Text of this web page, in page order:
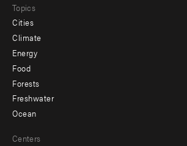
Topics
Cities
Climate
Energy
Food
Forests
Freshwater
Ocean
Centers